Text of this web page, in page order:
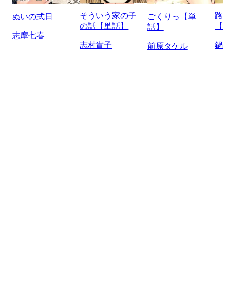
ぬいの式日
志摩七春
そういう家の子
の話【単話】
志村貴子
ごくりっ【単
話】
前原タケル
路
鍋